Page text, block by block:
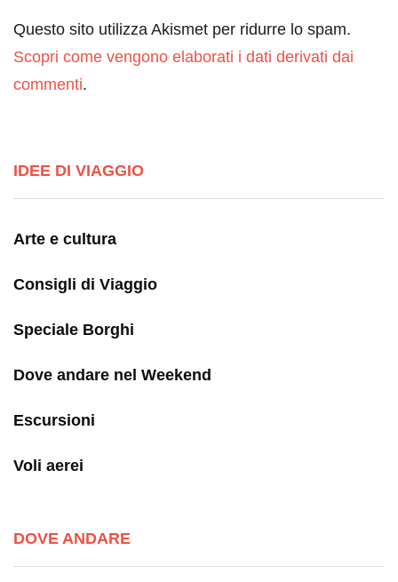
Questo sito utilizza Akismet per ridurre lo spam.
Scopri come vengono elaborati i dati derivati dai
commenti.
IDEE DI VIAGGIO
Arte e cultura
Consigli di Viaggio
Speciale Borghi
Dove andare nel Weekend
Escursioni
Voli aerei
DOVE ANDARE